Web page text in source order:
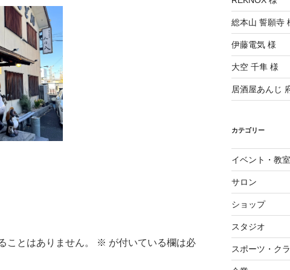
ことはありません。 ※ が付いている欄は必
総本山 誓願寺
伊藤電気 様
大空 千隼 様
居酒屋あんじ
カテゴリー
イベント・教室
サロン
ショップ
スタジオ
スポーツ・ク